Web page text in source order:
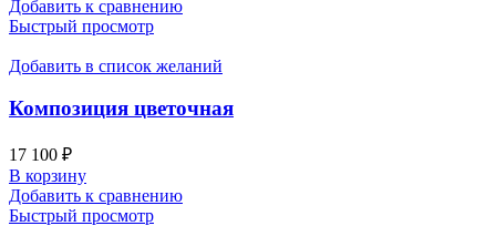
Добавить к сравнению
Быстрый просмотр
Добавить в список желаний
Композиция цветочная
17 100 ₽
В корзину
Добавить к сравнению
Быстрый просмотр